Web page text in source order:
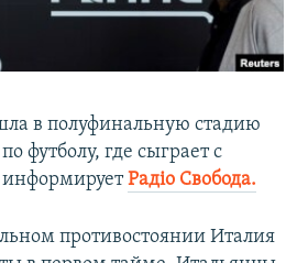
в полуфинальную стадию
футболу, где сыграет с
Радiо Свобода.
противостоянии Италия